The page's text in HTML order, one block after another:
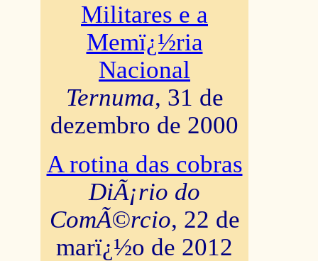
Militares e a
Memï¿½ria
Nacional
Ternuma, 31 de
dezembro de 2000
A rotina das cobras
DiÃ¡rio do
ComÃ©rcio, 22 de
marï¿½o de 2012